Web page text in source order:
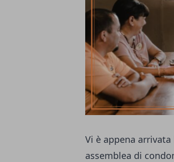
Vi è appena
assemblea di